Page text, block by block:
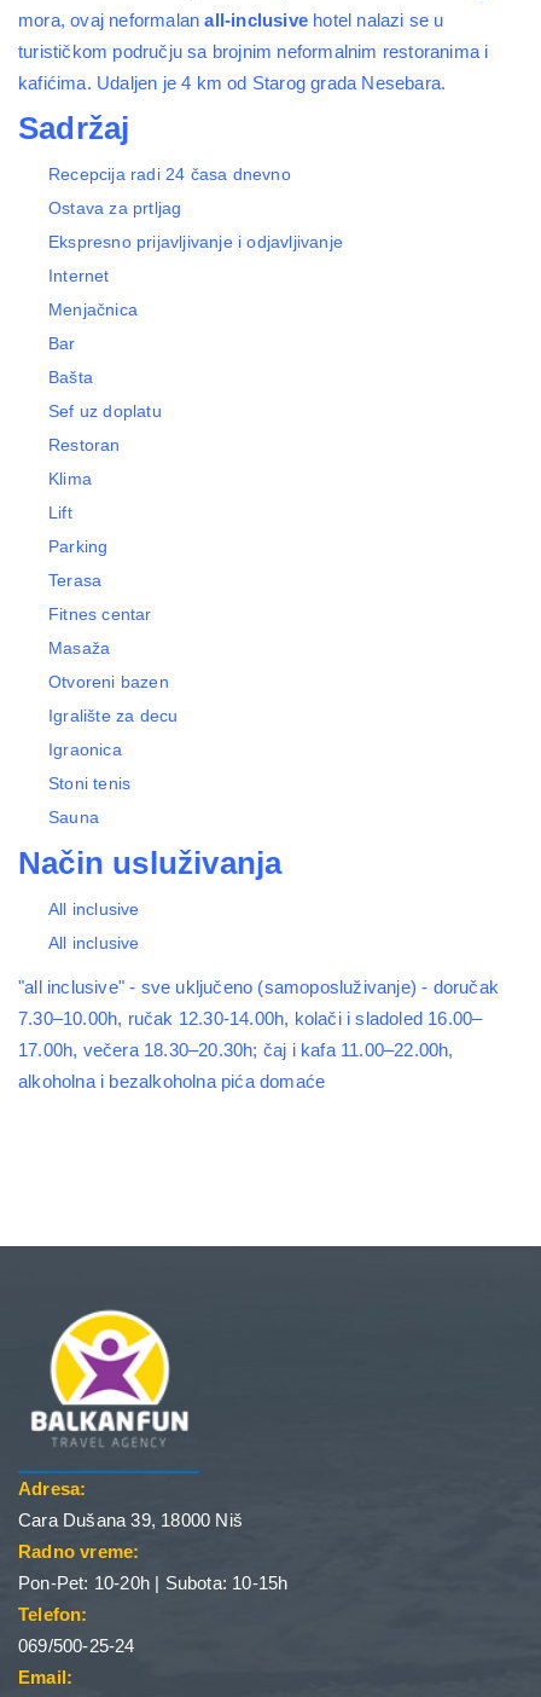
mora, ovaj neformalanall-inclusive hotel nalazi se u
turističkom području sa brojnim neformalnim restoranima i
kafićima. Udaljen je 4 km od Starog grada Nesebara.
Sadržaj
Recepcija radi 24 časa dnevno
Ostava za prtljag
Ekspresno prijavljivanje i odjavljivanje
Internet
Menjačnica
Bar
Bašta
Sef uz doplatu
Restoran
Klima
Lift
Parking
Terasa
Fitnes centar
Masaža
Otvoreni bazen
Igralište za decu
Igraonica
Stoni tenis
Sauna
Način usluživanja
All inclusive
All inclusive
"all inclusive" - sve uključeno (samoposluživanje) - doručak
7.30–10.00h, ručak 12.30-14.00h, kolači i sladoled 16.00–
17.00h, večera 18.30–20.30h; čaj i kafa 11.00–22.00h,
alkoholna i bezalkoholna pića domaće
Adresa:
Cara Dušana 39, 18000 Niš
Radno vreme:
Pon-Pet: 10-20h | Subota: 10-15h
Telefon:
069/500-25-24
Email: